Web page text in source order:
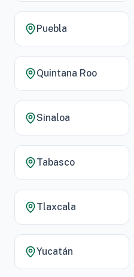
Puebla
Quintana Roo
Sinaloa
Tabasco
Tlaxcala
Yucatán